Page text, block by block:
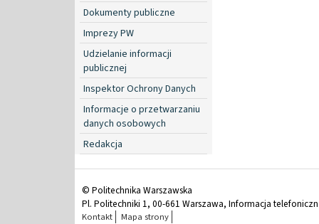
Dokumenty publiczne
Imprezy PW
Udzielanie informacji
publicznej
Inspektor Ochrony Danych
Informacje o przetwarzaniu
danych osobowych
Redakcja
© Politechnika Warszawska
Pl. Politechniki 1, 00-661 Warszawa, Informacja
Kontakt Mapa strony